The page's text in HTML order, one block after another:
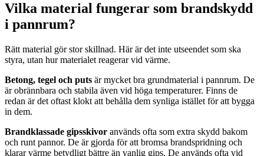
Vilka material fungerar som brandskydd
i pannrum?
Rätt material gör stor skillnad. Här är det inte utseendet som ska
styra, utan hur materialet reagerar vid värme.
Betong, tegel och puts är mycket bra grundmaterial i pannrum. De
är obrännbara och stabila även vid höga temperaturer. Finns de
redan är det oftast klokt att behålla dem synliga istället för att bygga
in dem.
Brandklassade gipsskivor används ofta som extra skydd bakom
och runt pannor. De är gjorda för att bromsa brandspridning och
klarar värme betydligt bättre än vanlig gips. De används ofta vid